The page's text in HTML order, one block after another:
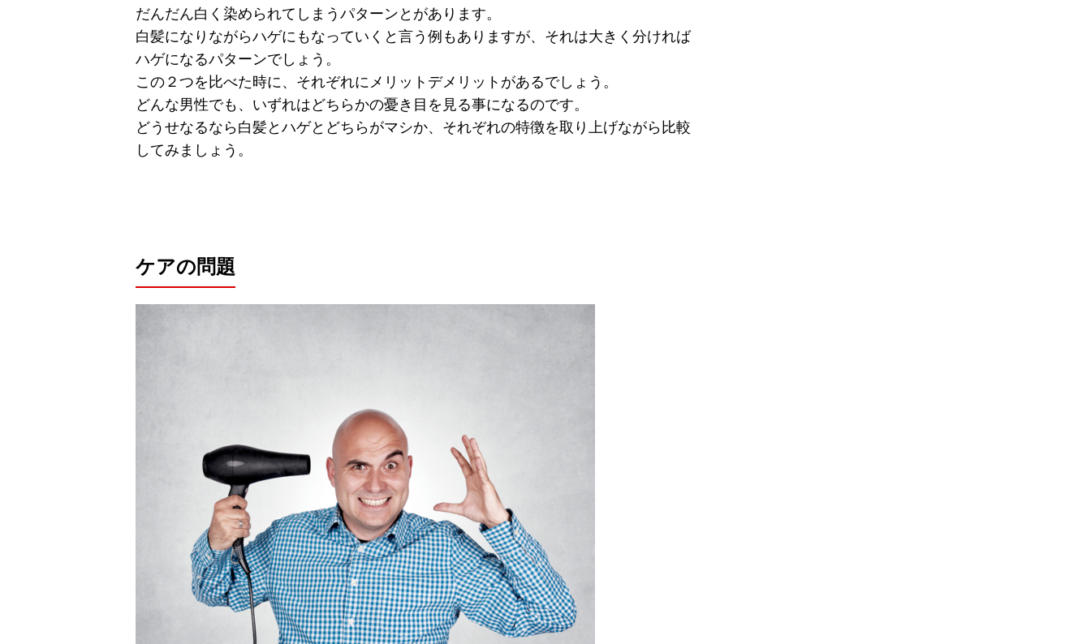
だんだん白く染められてしまうパターンとがあります。
白髪になりながらハゲにもなっていくと言う例もありますが、それは大きく分ければ
ハゲになるパターンでしょう。
この２つを比べた時に、それぞれにメリットデメリットがあるでしょう。
どんな男性でも、いずれはどちらかの憂き目を見る事になるのです。
どうせなるなら白髪とハゲとどちらがマシか、それぞれの特徴を取り上げながら比較
してみましょう。
ケアの問題